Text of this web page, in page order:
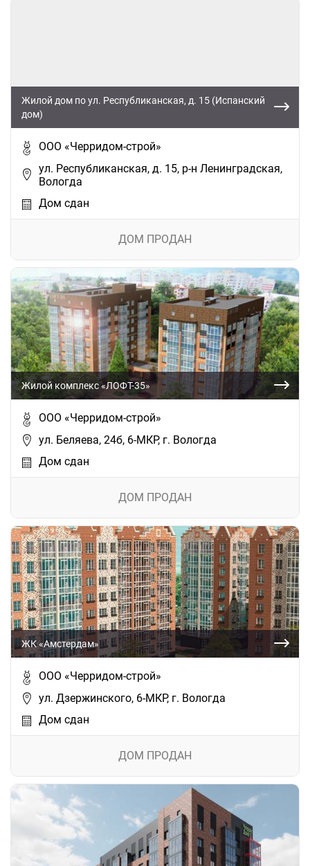
Жилой дом по ул. Республиканская, д. 15 (Испанский
дом)
ООО «Черридом-строй»
ул. Республиканская, д. 15, р-н Ленинградская,
Вологда
Дом сдан
ДОМ ПРОДАН
Жилой комплекс «ЛОФТ-35»
ООО «Черридом-строй»
ул. Беляева, 24б, 6-МКР, г. Вологда
Дом сдан
ДОМ ПРОДАН
ЖК «Амстердам»
ООО «Черридом-строй»
ул. Дзержинского, 6-МКР, г. Вологда
Дом сдан
ДОМ ПРОДАН